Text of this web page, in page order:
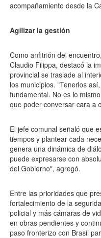
acompañamiento desde la
Agilizar la gestión
Como anfitrión del
Claudio Filippa, destacó la
provincial se traslade al
los municipios. "Tenerlos
fundamental. No es lo
que poder conversar cara a
El jefe comunal señaló que
tiempos y plantear cada
genera una dinámica de
puede expresarse con
del Gobierno", agregó.
Entre las prioridades que
fortalecimiento de la
policial y más cámaras de
en obras pendientes y
paso fronterizo con Brasil